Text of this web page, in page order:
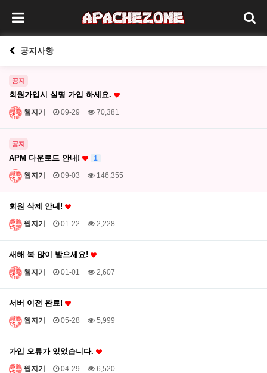
공지사항
공지
회원가입시 실명 가입 하세요.
웹지기 09-29 70,381
공지
APM 다운로드 안내! 1
웹지기 09-03 146,355
회원 삭제 안내!
웹지기 01-22 2,228
새해 복 많이 받으세요!
웹지기 01-01 2,607
서버 이전 완료!
웹지기 05-28 5,999
가입 오류가 있었습니다.
웹지기 04-29 6,520